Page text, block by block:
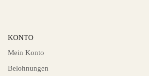
KONTO
Mein Konto
Belohnungen